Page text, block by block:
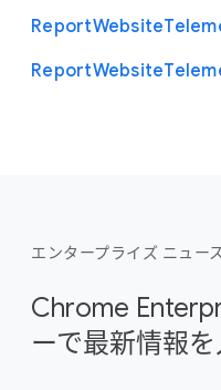
ReportWebsite
ReportWebsite
エンタープライズ ニュース
Chrome
ーで最新情報